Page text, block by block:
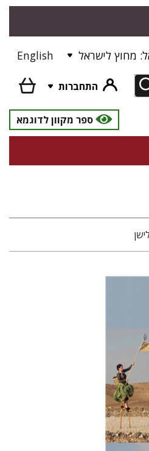
מחוץ לישראל English
התחברות
ספר מקוון לדוגמא